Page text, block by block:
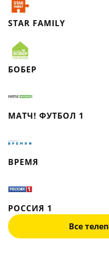
STAR FAMILY
БОБЕР
МАТЧ! ФУТБОЛ 1
ВРЕМЯ
РОССИЯ 1
Все